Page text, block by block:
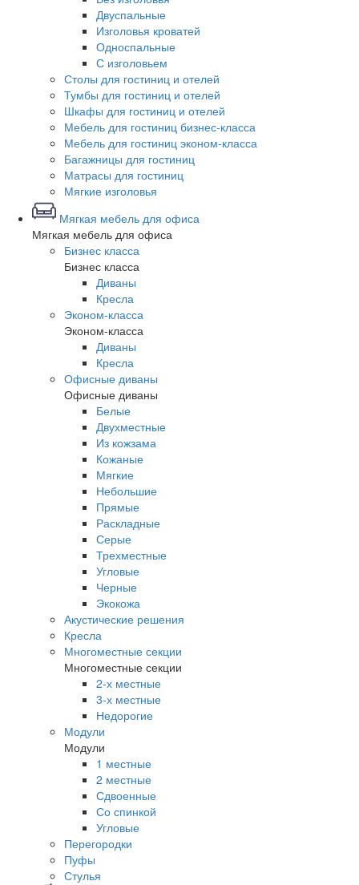
Двуспальные
Изголовья кроватей
Односпальные
С изголовьем
Столы для гостиниц и отелей
Тумбы для гостиниц и отелей
Шкафы для гостиниц и отелей
Мебель для гостиниц бизнес-класса
Мебель для гостиниц эконом-класса
Багажницы для гостиниц
Матрасы для гостиниц
Мягкие изголовья
Мягкая мебель для офиса
Мягкая мебель для офиса
Бизнес класса
Бизнес класса
Диваны
Кресла
Эконом-класса
Эконом-класса
Диваны
Кресла
Офисные диваны
Офисные диваны
Белые
Двухместные
Из кожзама
Кожаные
Мягкие
Небольшие
Прямые
Раскладные
Серые
Трехместные
Угловые
Черные
Экокожа
Акустические решения
Кресла
Многоместные секции
Многоместные секции
2-х местные
3-х местные
Недорогие
Модули
Модули
1 местные
2 местные
Сдвоенные
Со спинкой
Угловые
Перегородки
Пуфы
Стулья